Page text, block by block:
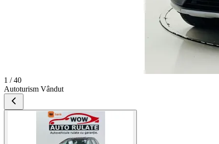
1 / 40
Autoturism Vândut